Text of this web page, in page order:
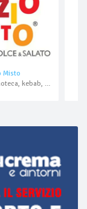
Misto
bar, pizza, paninoteca, kebab, hamburger, piadine, crêpes